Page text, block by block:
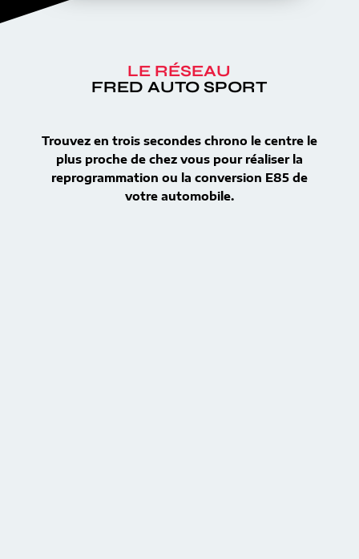
LE RÉSEAU
FRED AUTO SPORT
Trouvez en trois secondes chrono le centre le
plus proche de chez vous pour réaliser la
reprogrammation ou la conversion E85 de
votre automobile.